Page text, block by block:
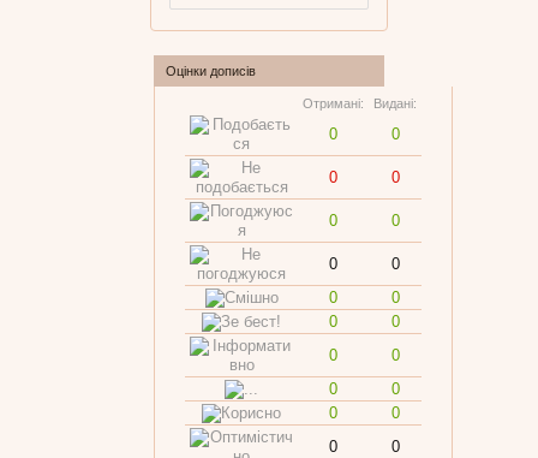
Оцінки дописів
Отримані: Видані:
0 0
0 0
0 0
0
0
0
0
0
0
0
0
0
0
0
0
0
0